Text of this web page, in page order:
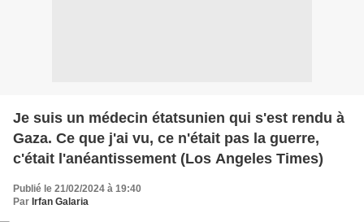
Je suis un médecin étatsunien qui s'est rendu à
Gaza. Ce que j'ai vu, ce n'était pas la guerre,
c'était l'anéantissement (Los Angeles Times)
Publié le 21/02/2024 à 19:40
Par Irfan Galaria